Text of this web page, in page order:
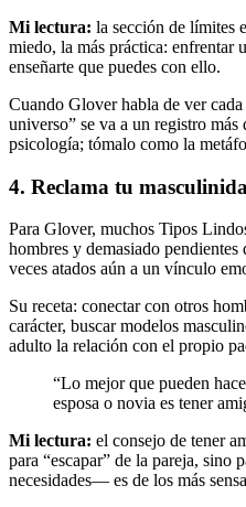
Mi lectura: la sección de límites
miedo, la más práctica: enfrentar
enseñarte que puedes con ello.
Cuando Glover habla de ver
universo” se va a un registro
psicología; tómalo como la
4. Reclama tu
Para Glover, muchos Tipos
hombres y demasiado
veces atados aún a un vínculo
Su receta: conectar con otros
carácter, buscar modelos
adulto la relación con el propio
“Lo mejor que pueden
esposa o novia es tener
Mi lectura: el consejo de tener
para “escapar” de la pareja, sino
necesidades— es de los más